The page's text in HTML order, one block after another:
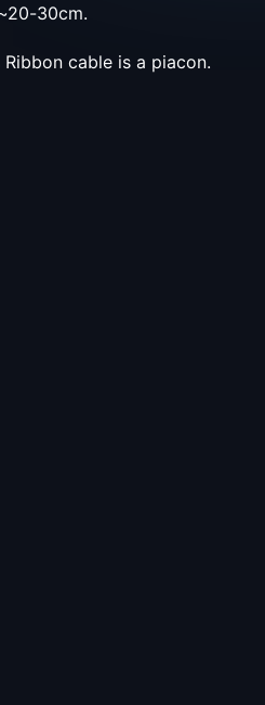
30cm.
cable is a piacon.